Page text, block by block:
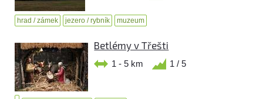
hrad / zámek jezero / rybník muzeum
Betlémy v Třešti
1 - 5 km 1 / 5